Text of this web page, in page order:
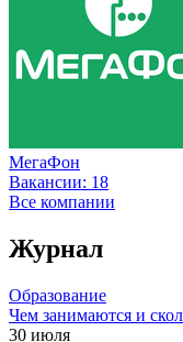
МегаФон
Вакансии: 18
Все компании
Журнал
Образование
Чем занимаются и
30 июля